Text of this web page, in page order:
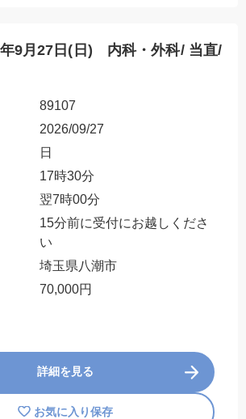
年9月27日(日) 内科・外科/ 当直/
89107
2026/09/27
日
17時30分
翌7時00分
15分前に受付にお越しくださ
い
埼玉県八潮市
70,000円
詳細を見る
お気に入り保存